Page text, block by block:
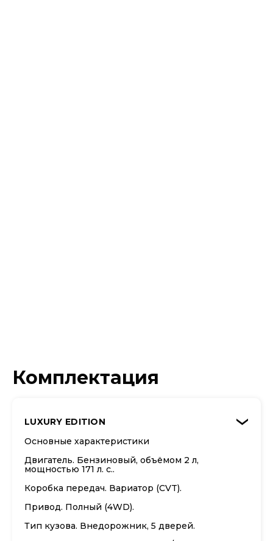
Комплектация
LUXURY EDITION ›
Основные характеристики
Двигатель. Бензиновый, объёмом 2 л,
мощностью 171 л. с..
Коробка передач. Вариатор (CVT).
Привод. Полный (4WD).
Тип кузова. Внедорожник, 5 дверей.